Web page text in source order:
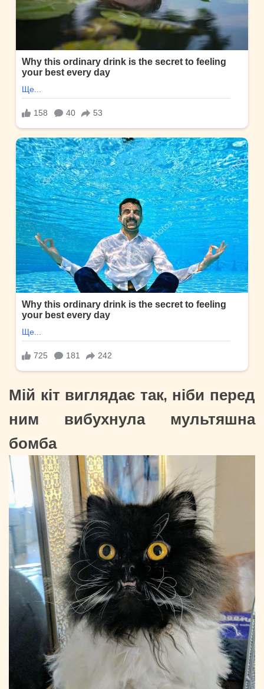
Мій кіт виглядає так, ніби перед
ним вибухнула мультяшна
бомба